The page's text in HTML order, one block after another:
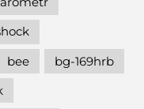
bee
bg-169hrb